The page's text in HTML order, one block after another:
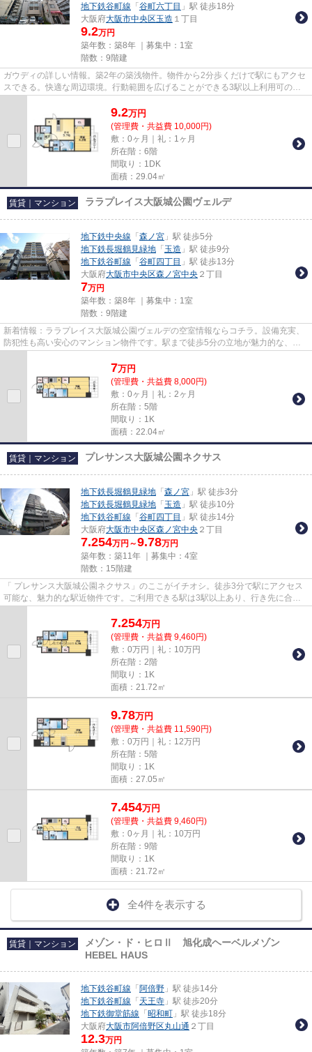
地下鉄谷町線 「 谷町六丁目 」駅 徒歩18分
大阪府大阪市中央区玉造 １丁目
9.2万円
築年数：築8年 ｜募集中： 1室
階数：9階建
ガウディの詳しい情報。築2年の築浅物件。物件から2分歩くだけで駅にもアクセ
スできる。快適な周辺環境。行動範囲を広げることができる3駅以上利用可のマ
9.2万円
(管理費・共益費 10,000円)
敷：0ヶ月｜礼：1ヶ月
所在階：6階
間取り：1DK
面積：29.04㎡
賃貸｜マンション ララプレイス大阪城公園ヴェルデ
地下鉄中央線 「 森ノ宮 」駅 徒歩5分
地下鉄長堀鶴見緑地 「 玉造 」駅 徒歩9分
地下鉄谷町線 「 谷町四丁目 」駅 徒歩13分
大阪府大阪市中央区森ノ宮中央 ２丁目
7万円
築年数：築8年 ｜募集中： 1室
階数：9階建
新着情報：ララプレイス大阪城公園ヴェルデの空室情報ならコチラ。設備充実、
防犯性も高い安心のマンション物件です。駅まで徒歩5分の立地が魅力的な、利
7万円
(管理費・共益費 8,000円)
敷：0ヶ月｜礼：2ヶ月
所在階：5階
間取り：1K
面積：22.04㎡
賃貸｜マンション プレサンス大阪城公園ネクサス
地下鉄長堀鶴見緑地 「 森ノ宮 」駅 徒歩3分
地下鉄長堀鶴見緑地 「 玉造 」駅 徒歩10分
地下鉄谷町線 「 谷町四丁目 」駅 徒歩14分
大阪府大阪市中央区森ノ宮中央 ２丁目
7.254万円～9.78万円
築年数：築11年 ｜募集中： 4室
階数：15階建
「 プレサンス大阪城公園ネクサス」のここがイチオシ。徒歩3分で駅にアクセス
可能な、魅力的な駅近物件です。ご利用できる駅は3駅以上あり、行き先に合わ
7.254万円
(管理費・共益費 9,460円)
敷：0万円｜礼：10万円
所在階：2階
間取り：1K
面積：21.72㎡
9.78万円
(管理費・共益費 11,590円)
敷：0万円｜礼：12万円
所在階：5階
間取り：1K
面積：27.05㎡
7.454万円
(管理費・共益費 9,460円)
敷：0ヶ月｜礼：10万円
所在階：9階
間取り：1K
面積：21.72㎡
全4件を表示する
賃貸｜マンション
メゾン・ド・ヒロⅡ 旭化成ヘーベルメゾン
HEBEL HAUS
地下鉄谷町線 「 阿倍野 」駅 徒歩14分
地下鉄谷町線 「 天王寺 」駅 徒歩20分
地下鉄御堂筋線 「 昭和町 」駅 徒歩18分
大阪府大阪市阿倍野区丸山通 ２丁目
12.3万円